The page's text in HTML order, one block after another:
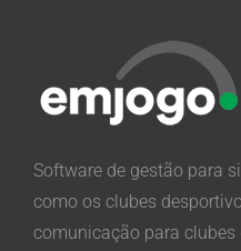
Software de gestão para
como os clubes
comunicação para clubes